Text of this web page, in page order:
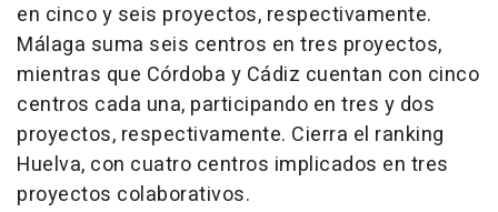
en cinco y seis proyectos, respectivamente.
Málaga suma seis centros en tres proyectos,
mientras que Córdoba y Cádiz cuentan con cinco
centros cada una, participando en tres y dos
proyectos, respectivamente. Cierra el ranking
Huelva, con cuatro centros implicados en tres
proyectos colaborativos.